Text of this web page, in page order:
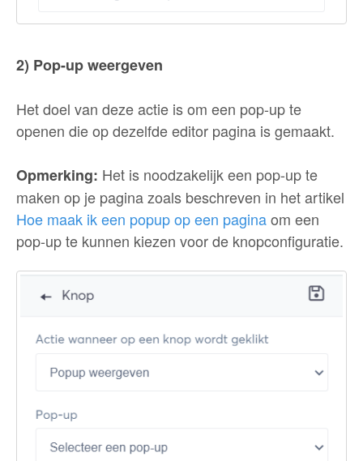
2) Pop-up weergeven
Het doel van deze actie is om een pop-up te
openen die op dezelfde editor pagina is gemaakt.
Opmerking: Het is noodzakelijk een pop-up te
maken op je pagina zoals beschreven in het artikel
Hoe maak ik een popup op een paginaom een
pop-up te kunnen kiezen voor de knopconfiguratie.